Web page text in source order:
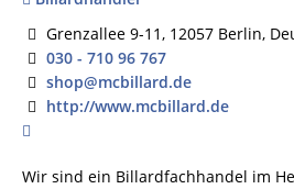
Grenzallee 9-11, 12057 Berlin,
030 - 710 96 767
shop@mcbillard.de
http://www.mcbillard.de
Wir sind ein Billardfachhandel im